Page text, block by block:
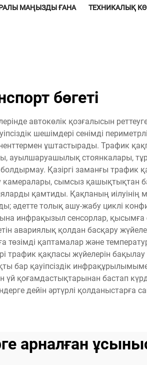
МАҢЫЗДЫ ҒАНА ТЕХНИКАЛЫҚ
бөгеті
автокөлік қозғалысын
шешімдері сенімді
ұштастырады. Трафик
ауылшаруашылық стоянкалары,
болдырмау. Қазіргі заманғы
камералары, сымсыз қашықтықтан
қамтиды. Қақпаның
әдетте толық ашу-жабу циклі
инфрақызыл сенсорлар, қысымға
авариялық қолдан басқару
қаптамалар және
трафик қақпасы жүйелерін
қауіпсіздік инфрақұрылымымен
қоғамдастықтарынан бастап
дейін әртүрлі қолданыстарға
арналған